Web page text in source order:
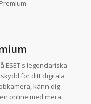
ESET:s legendariska
för ditt digitala
känn dig
online med mera.